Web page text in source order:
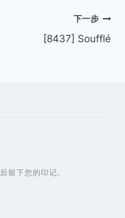
下一步
[8437] Soufflé
后留下您的印记。